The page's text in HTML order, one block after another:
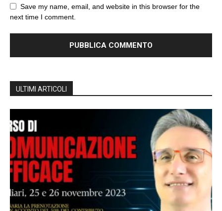
Save my name, email, and website in this browser for the
next time I comment.
ULTIMI ARTICOLI